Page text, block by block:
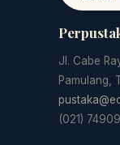
Jl. Cabe
Pamulang,
(021)